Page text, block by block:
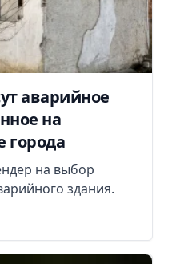
аварийное
на
города
на выбор
здания.